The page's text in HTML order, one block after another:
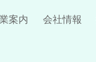
案内 会社情報